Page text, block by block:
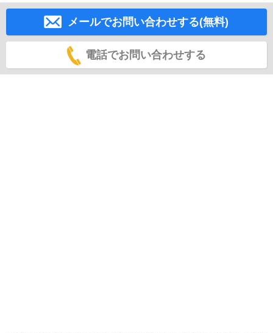
メールでお問い合わせする(無料)
電話でお問い合わせする